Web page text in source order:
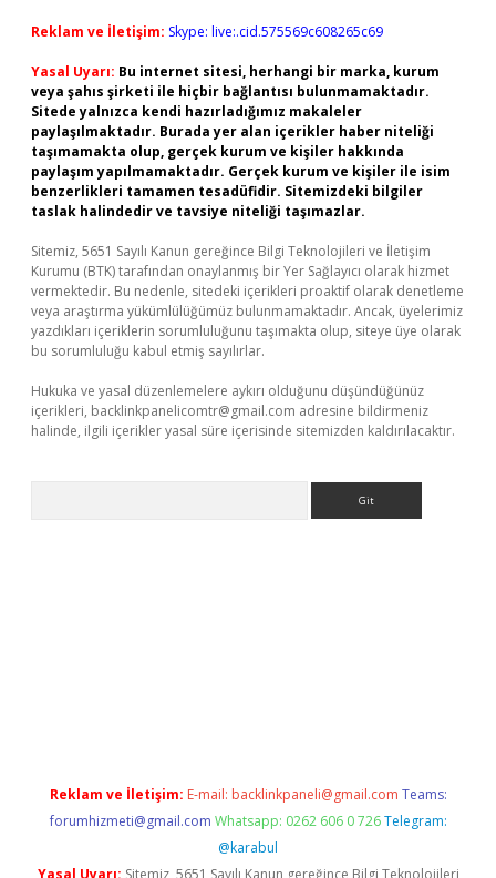
Reklam ve İletişim: Skype: live:.cid.575569c608265c69
Yasal Uyarı: Bu internet sitesi, herhangi bir marka, kurum
veya şahıs şirketi ile hiçbir bağlantısı bulunmamaktadır.
Sitede yalnızca kendi hazırladığımız makaleler
paylaşılmaktadır. Burada yer alan içerikler haber niteliği
taşımamakta olup, gerçek kurum ve kişiler hakkında
paylaşım yapılmamaktadır. Gerçek kurum ve kişiler ile isim
benzerlikleri tamamen tesadüfidir. Sitemizdeki bilgiler
taslak halindedir ve tavsiye niteliği taşımazlar.
Sitemiz, 5651 Sayılı Kanun gereğince Bilgi Teknolojileri ve İletişim
Kurumu (BTK) tarafından onaylanmış bir Yer Sağlayıcı olarak hizmet
vermektedir. Bu nedenle, sitedeki içerikleri proaktif olarak denetleme
veya araştırma yükümlülüğümüz bulunmamaktadır. Ancak, üyelerimiz
yazdıkları içeriklerin sorumluluğunu taşımakta olup, siteye üye olarak
bu sorumluluğu kabul etmiş sayılırlar.
Hukuka ve yasal düzenlemelere aykırı olduğunu düşündüğünüz
içerikleri, backlinkpanelicomtr@gmail.com adresine bildirmeniz
halinde, ilgili içerikler yasal süre içerisinde sitemizden kaldırılacaktır.
Reklam ve İletişim: E-mail: backlinkpaneli@gmail.com Teams:
forumhizmeti@gmail.com Whatsapp: 0262 606 0 726 Telegram:
@karabul
Yasal Uyarı: Sitemiz, 5651 Sayılı Kanun gereğince Bilgi Teknolojileri